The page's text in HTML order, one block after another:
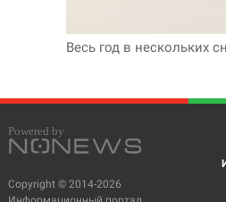
Весь год в нескольких
Copyright © 2014-2026